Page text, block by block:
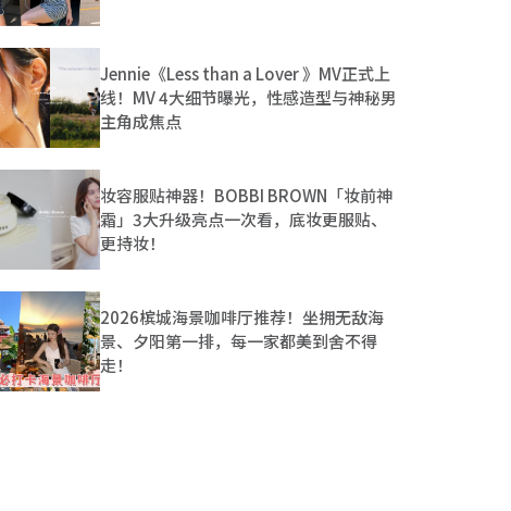
Jennie《Less than a Lover 》MV正式上
线！MV 4大细节曝光，性感造型与神秘男
主角成焦点
妆容服贴神器！BOBBI BROWN「妆前神
霜」3大升级亮点一次看，底妆更服贴、
更持妆！
2026槟城海景咖啡厅推荐！坐拥无敌海
景、夕阳第一排，每一家都美到舍不得
走！